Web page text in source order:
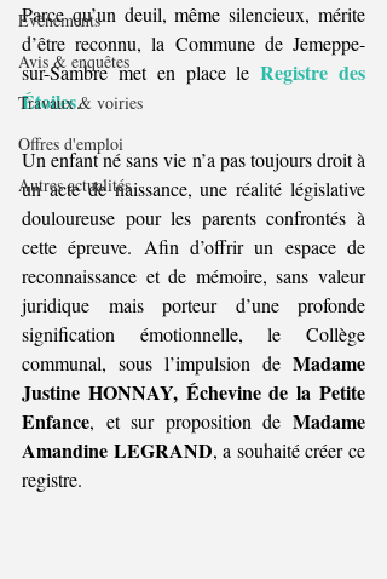
Evènements
Avis & enquêtes
Travaux & voiries
Offres d'emploi
Autres actualités
Parce qu’un deuil, même silencieux, mérite
d’être reconnu, la Commune de Jemeppe-
sur-Sambre met en place le Registre des
Étoiles.
Un enfant né sans vie n’a pas toujours droit à
un acte de naissance, une réalité législative
douloureuse pour les parents confrontés à
cette épreuve. Afin d’offrir un espace de
reconnaissance et de mémoire, sans valeur
juridique mais porteur d’une profonde
signification émotionnelle, le Collège
communal, sous l’impulsion de Madame
Justine HONNAY, Échevine de la Petite
Enfance, et sur proposition de Madame
Amandine LEGRAND, a souhaité créer ce
registre.